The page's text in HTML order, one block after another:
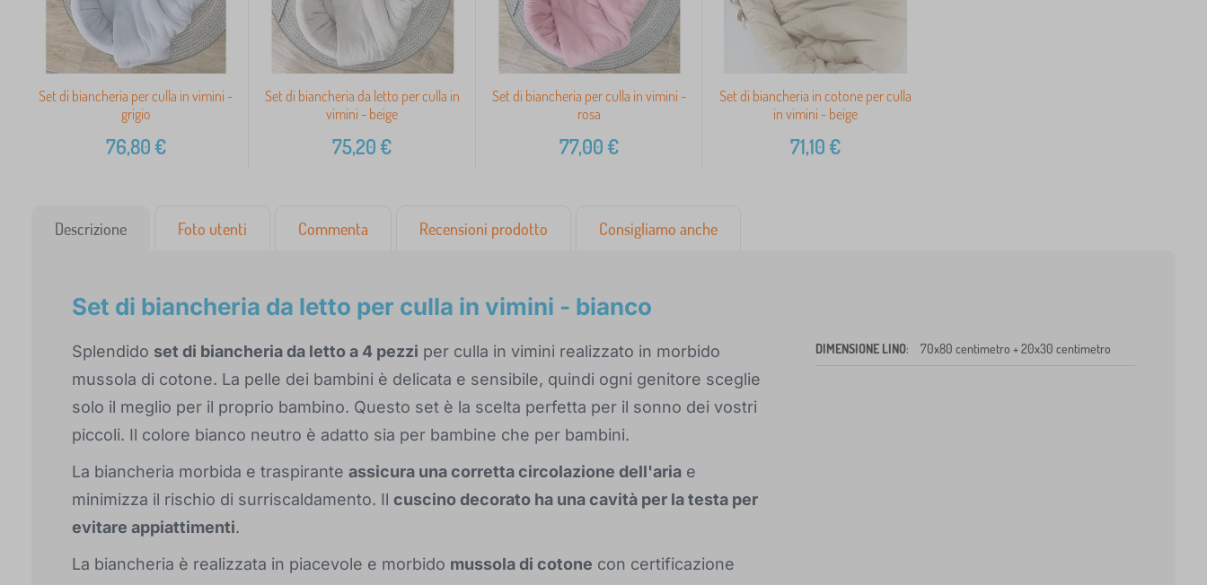
Set di biancheria per culla in vimini -
grigio
76,80€
Set di biancheria da letto per culla in
vimini - beige
75,20€
Set di biancheria per culla in vimini -
rosa
77,00€
Set di biancheria in cotone per culla
in vimini - beige
71,10€
Descrizione Foto utenti Commenta Recensioni prodotto Consigliamo anche
Set di biancheria da letto per culla in vimini - bianco
Splendido set di biancheria da letto a 4 pezzi per culla in vimini realizzato in morbido
mussola di cotone. La pelle dei bambini è delicata e sensibile, quindi ogni genitore sceglie
solo il meglio per il proprio bambino. Questo set è la scelta perfetta per il sonno dei vostri
piccoli. Il colore bianco neutro è adatto sia per bambine che per bambini.
La biancheria morbida e traspirante assicura una corretta circolazione dell'aria e
minimizza il rischio di surriscaldamento. Il cuscino decorato ha una cavità per la testa per
evitare appiattimenti.
La biancheria è realizzata in piacevole e morbido mussola di cotone con certificazione
DIMENSIONE LINO: 70x80 centimetro + 20x30 centimetro